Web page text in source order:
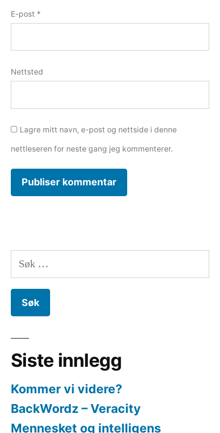
E-post *
Nettsted
Lagre mitt navn, e-post og nettside i denne
nettleseren for neste gang jeg kommenterer.
Søk
etter:
Siste innlegg
Kommer vi videre?
BackWordz – Veracity
Mennesket og intelligens